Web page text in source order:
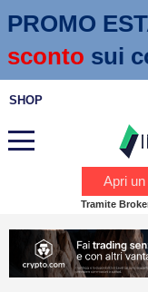
PROMO
sconto sui
SHOP
Calendario
Apri
Tramite